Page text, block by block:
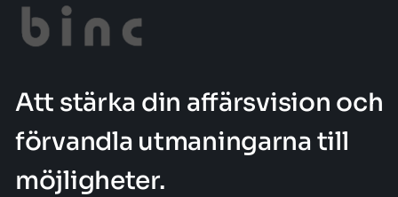
Att stärka din affärsvision och
förvandla utmaningarna till
möjligheter.